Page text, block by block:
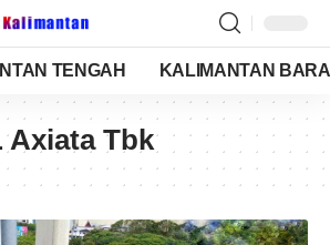
TENGAH KALIMANTAN
Axiata Tbk